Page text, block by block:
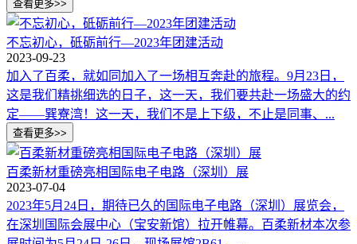
不忘初心，砥砺前行—2023年团建活动
2023-09-23
加入了百柔，就如同加入了一场相互奔赴的旅程。9月23日，
这是我们精挑细选的日子，这一天，我们要共赴一场盛大的约
定——巽寮湾！这一天，我们不是上下级，不止是同事、...
百柔新材重磅亮相国际电子电路（深圳）展
2023-07-04
2023年5月24日，期待已久的国际电子电路（深圳）展览会，
在深圳国际会展中心（宝安新馆）拉开帷幕。百柔新材本次参